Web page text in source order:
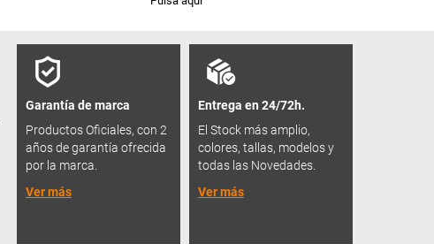
Garantía de marca
Productos Oficiales, con 2
años de garantía ofrecida
por la marca.
Ver más
Entrega en 24/72h.
El Stock más amplio,
colores, tallas, modelos y
todas las Novedades.
Ver más